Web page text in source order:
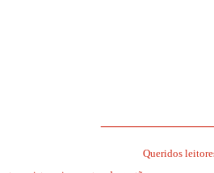
Queridos